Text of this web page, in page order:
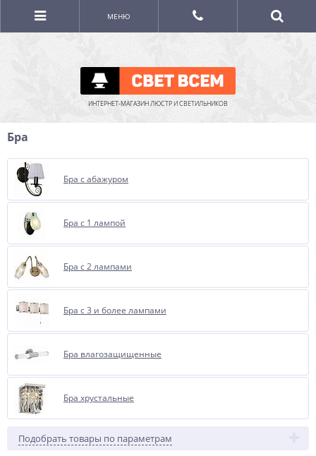
ИНТЕРНЕТ-МАГАЗИН ЛЮСТР И СВЕТИЛЬНИКОВ
МЕНЮ
Бра
Бра с абажуром
Бра с 1 лампой
Бра с 2 лампами
Бра с 3 и более лампами
Бра влагозащищенные
Бра хрустальные
Подобрать товары по параметрам